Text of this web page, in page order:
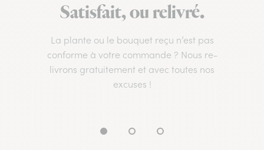
Satisfait, ou relivré.
La plante ou le bouquet reçu n’est pas
conforme à votre commande ? Nous re-
livrons gratuitement et avec toutes nos
excuses !